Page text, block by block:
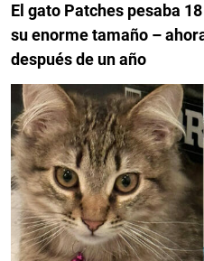
El gato Patches pesaba
su enorme tamaño –
después de un año